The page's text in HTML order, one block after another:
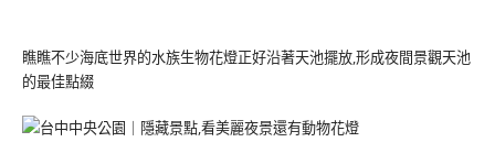
瞧瞧不少海底世界的水族生物花燈正好沿著天池擺放,形成夜間景觀天池
的最佳點綴